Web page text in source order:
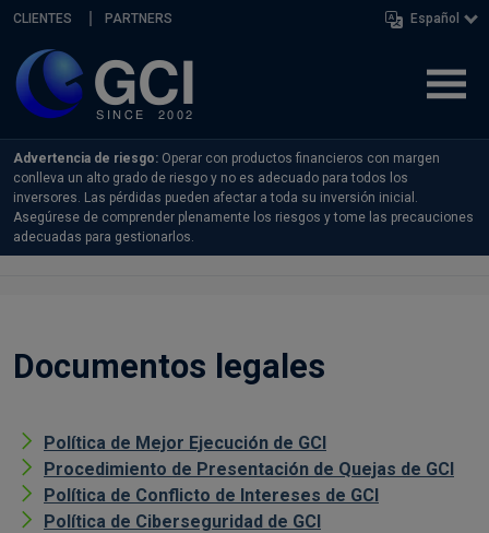
Skip navigation
CLIENTES PARTNERS Español
Advertencia de riesgo: Operar con productos financieros con margen
conlleva un alto grado de riesgo y no es adecuado para todos los
inversores. Las pérdidas pueden afectar a toda su inversión inicial.
Asegúrese de comprender plenamente los riesgos y tome las precauciones
adecuadas para gestionarlos.
Documentos legales
Política de Mejor Ejecución de GCI
Procedimiento de Presentación de Quejas de GCI
Política de Conflicto de Intereses de GCI
Política de Ciberseguridad de GCI